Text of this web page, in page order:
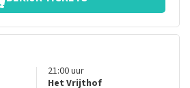
21:00uur
Het Vrijthof